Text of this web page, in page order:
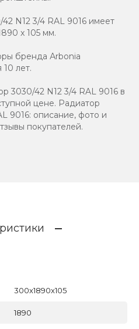
N12 3/4 RAL 9016 имеет
x 105 мм.
бренда Аrbonia
10 лет.
3030/42 N12 3/4 RAL 9016 в
цене. Радиатор
9016: описание, фото и
покупателей.
300x1890x105
1890